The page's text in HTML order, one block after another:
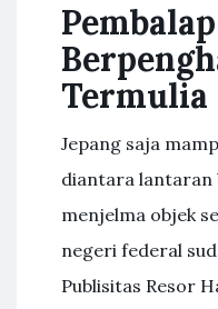
Termulia
Jepang saja
diantara lantaran
menjelma objek
negeri federal
Publisitas Resor